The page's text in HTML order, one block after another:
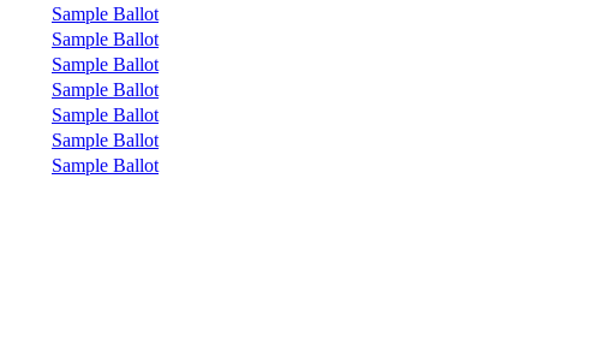
Sample Ballot
Sample Ballot
Sample Ballot
Sample Ballot
Sample Ballot
Sample Ballot
Sample Ballot